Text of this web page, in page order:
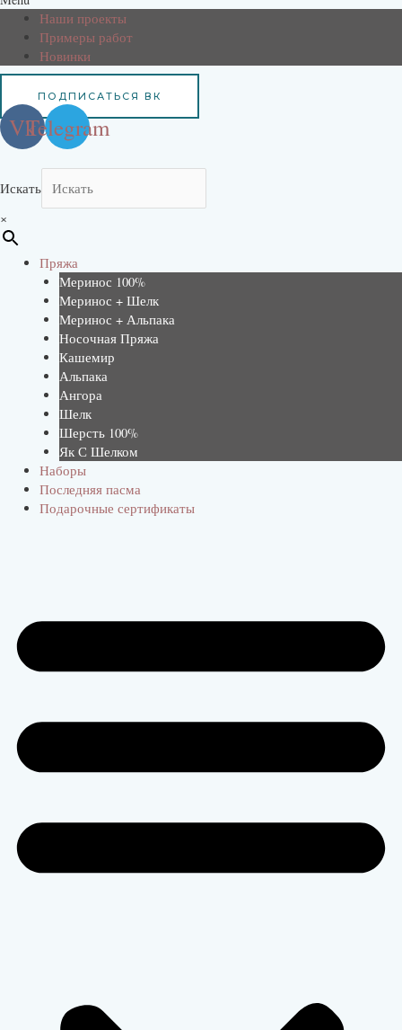
Наши проекты
Примеры работ
Новинки
ПОДПИСАТЬСЯ ВК
VkTelegram
Искать
×
Пряжа
Меринос 100%
Меринос + Шелк
Меринос + Альпака
Носочная Пряжа
Кашемир
Альпака
Ангора
Шелк
Шерсть 100%
Як С Шелком
Наборы
Последняя пасма
Подарочные сертификаты